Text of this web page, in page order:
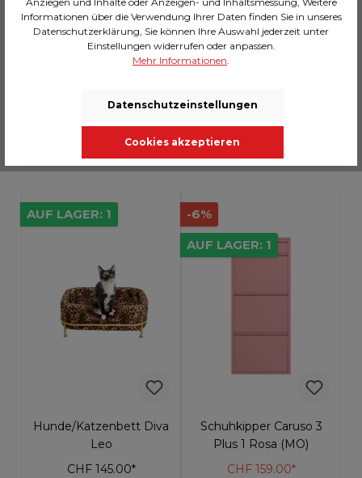
Wandgarderobe Exotic
In den Warenkorb
Schuhkipper Caruso 5-er
Anthrazit (MO)
In den Warenkorb
AUF LAGER: 1
Hunde/Katzenbett Diva
Leo
CHF 145.00*
-6%
AUF LAGER: 1
Schuhkipper Caruso 3
Plus 1 Rosa (MO)
CHF 159.00*
Informationen über die Verwendung Ihrer Daten finden Sie in unseres
Datenschutzerklärung, Sie können Ihre Auswahl jederzeit unter
Einstellungen widerrufen oder anpassen.
Mehr Informationen.
Datenschutzeinstellungen
Cookies akzeptieren